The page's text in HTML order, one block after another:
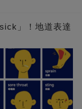
」！地道表達